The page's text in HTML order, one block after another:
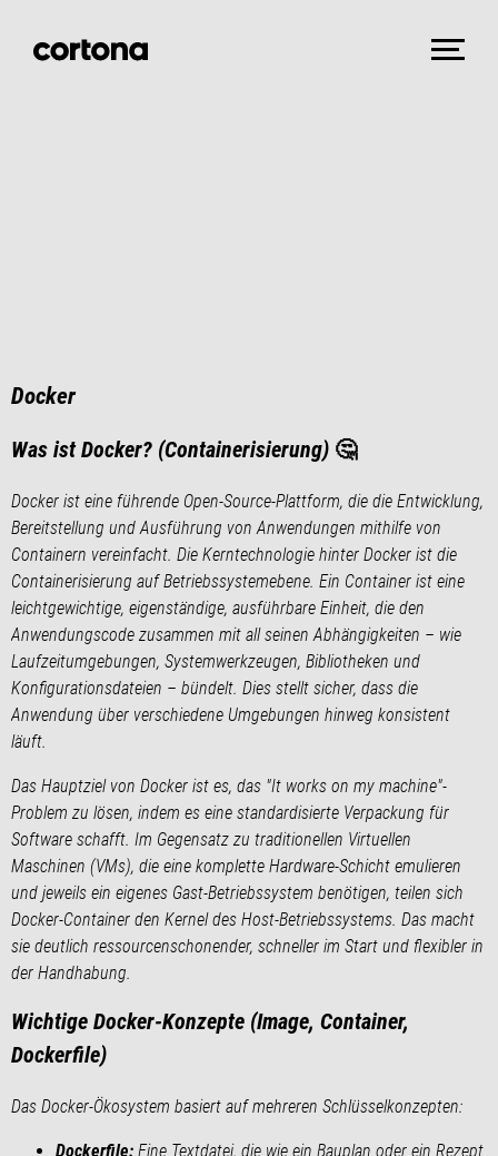
Docker
Was ist Docker? (Containerisierung) 🤔
Docker ist eine führende Open-Source-Plattform, die die Entwicklung,
Bereitstellung und Ausführung von Anwendungen mithilfe von
Containern vereinfacht. Die Kerntechnologie hinter Docker ist die
Containerisierung auf Betriebssystemebene. Ein Container ist eine
leichtgewichtige, eigenständige, ausführbare Einheit, die den
Anwendungscode zusammen mit all seinen Abhängigkeiten – wie
Laufzeitumgebungen, Systemwerkzeugen, Bibliotheken und
Konfigurationsdateien – bündelt. Dies stellt sicher, dass die
Anwendung über verschiedene Umgebungen hinweg konsistent
läuft.
Das Hauptziel von Docker ist es, das "It works on my machine"-
Problem zu lösen, indem es eine standardisierte Verpackung für
Software schafft. Im Gegensatz zu traditionellen Virtuellen
Maschinen (VMs), die eine komplette Hardware-Schicht emulieren
und jeweils ein eigenes Gast-Betriebssystem benötigen, teilen sich
Docker-Container den Kernel des Host-Betriebssystems. Das macht
sie deutlich ressourcenschonender, schneller im Start und flexibler in
der Handhabung.
Wichtige Docker-Konzepte (Image, Container,
Dockerfile)
Das Docker-Ökosystem basiert auf mehreren Schlüsselkonzepten:
Dockerfile: Eine Textdatei, die wie ein Bauplan oder ein Rezept